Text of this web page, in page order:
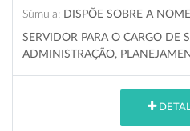
Súmula: DISPÕE SOBRE A
SERVIDOR PARA O CARGO DE
ADMINISTRAÇÃO,